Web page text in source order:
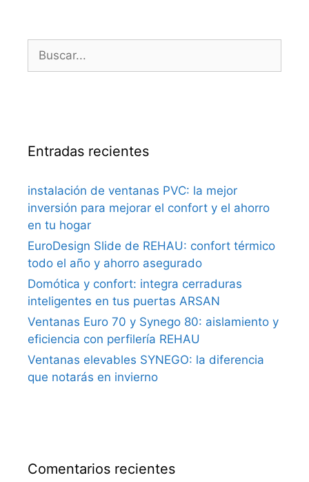
Entradas recientes
instalación de ventanas PVC: la mejor
inversión para mejorar el confort y el ahorro
en tu hogar
EuroDesign Slide de REHAU: confort térmico
todo el año y ahorro asegurado
Domótica y confort: integra cerraduras
inteligentes en tus puertas ARSAN
Ventanas Euro 70 y Synego 80: aislamiento y
eficiencia con perfilería REHAU
Ventanas elevables SYNEGO: la diferencia
que notarás en invierno
Comentarios recientes